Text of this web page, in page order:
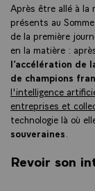
Après être allé à
présents au
de la première
en la matière :
l’accélération de
de champions
l'intelligence
entreprises et
technologie là où
souveraines
Revoir son